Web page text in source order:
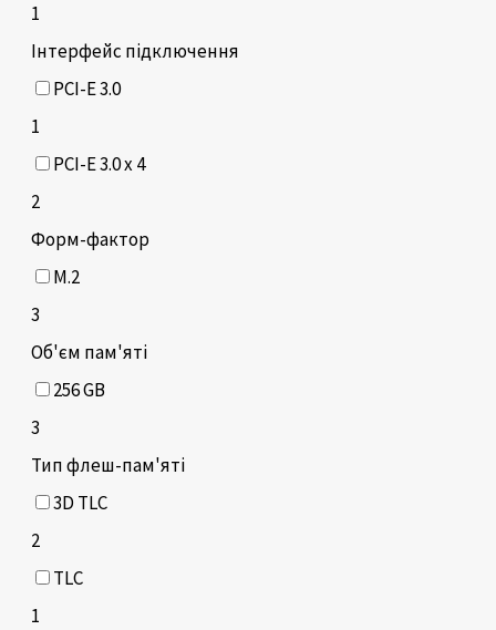
1
Інтерфейс підключення
PCI-E 3.0
1
PCI-E 3.0 x 4
2
Форм-фактор
M.2
3
Об'єм пам'яті
256 GB
3
Тип флеш-пам'яті
3D TLC
2
TLC
1